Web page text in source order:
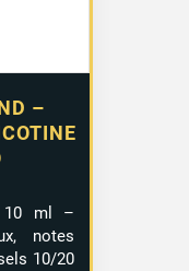
–
10 ml –
notes
10/20